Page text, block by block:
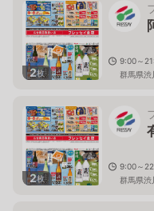
2枚
9:00～
群馬県渋
2枚
9:00～
群馬県渋